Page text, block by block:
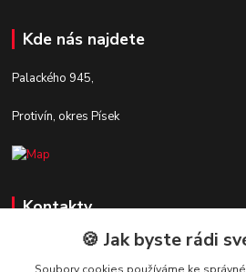
Kde nás najdete
Palackého 945,
Protivín, okres Písek
Kontakty
Zákaznická podpora Stavby
+420 720 190 190
🍪 Jak byste rádi